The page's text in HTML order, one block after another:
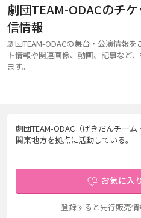
劇団TEAM-ODACのチ
信情報
劇団TEAM-ODACの舞台・公演情報
ト情報や関連画像、動画、記事など
ます。
劇団TEAM-ODAC（げきだんチーム
関東地方を拠点に活動している。
お気に入
登録すると先行販売